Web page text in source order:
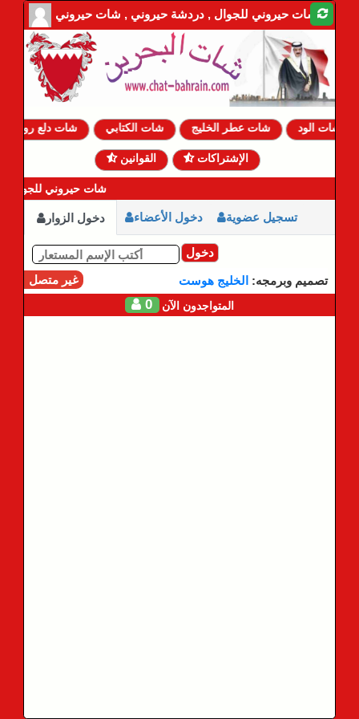
شات حيروني للجوال , دردشة حيروني , شات حيروني
شات دلع روحي شات الكتابي شات عطر الخليج شات الود
القوانين الإشتراكات
شات حيروني للجوال
دخول الزوار دخول الأعضاء تسجيل عضوية
دخول
غير متصل
تصميم وبرمجه: الخليج هوست
0 المتواجدون الآن